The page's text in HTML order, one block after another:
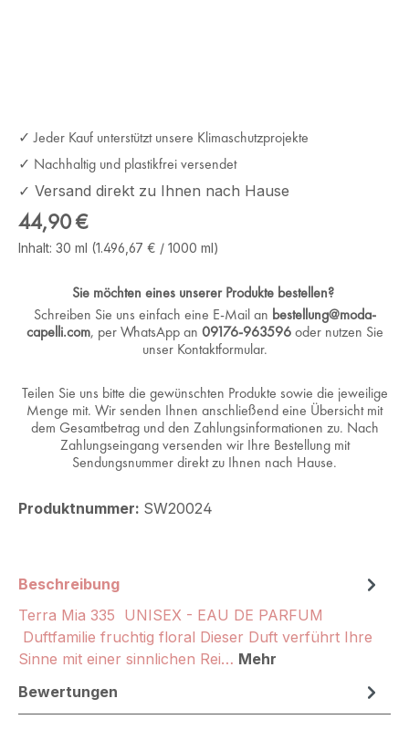
✓ Jeder Kauf unterstützt unsere Klimaschutzprojekte
✓ Nachhaltig und plastikfrei versendet
✓ Versand direkt zu Ihnen nach Hause
Regulärer Preis:
44,90 €
Inhalt: 30 ml (1.496,67 € / 1000 ml)
Sie möchten eines unserer Produkte bestellen?
Schreiben Sie uns einfach eine E-Mail an bestellung@moda-
capelli.com, per WhatsApp an 09176-963596oder nutzen Sie
unser Kontaktformular.
Teilen Sie uns bitte die gewünschten Produkte sowie die jeweilige
Menge mit. Wir senden Ihnen anschließend eine Übersicht mit
dem Gesamtbetrag und den Zahlungsinformationen zu. Nach
Zahlungseingang versenden wir Ihre Bestellung mit
Sendungsnummer direkt zu Ihnen nach Hause.
Produktnummer: SW20024
Beschreibung
Terra Mia 335 UNISEX - EAU DE PARFUM
Duftfamilie fruchtig floral Dieser Duft verführt Ihre
Sinne mit einer sinnlichen Rei… Mehr
Bewertungen